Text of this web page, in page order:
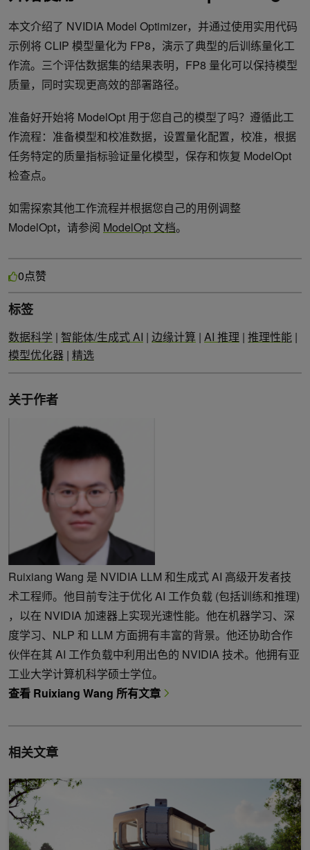
本文介绍了 NVIDIA Model Optimizer，并通过使用实用代码
示例将 CLIP 模型量化为 FP8，演示了典型的后训练量化工
作流。三个评估数据集的结果表明，FP8 量化可以保持模型
质量，同时实现更高效的部署路径。
准备好开始将 ModelOpt 用于您自己的模型了吗？遵循此工
作流程：准备模型和校准数据，设置量化配置，校准，根据
任务特定的质量指标验证量化模型，保存和恢复 ModelOpt
检查点。
如需探索其他工作流程并根据您自己的用例调整
ModelOpt，请参阅 ModelOpt 文档。
0点赞
标签
数据科学 | 智能体/生成式 AI | 边缘计算 | AI 推理 | 推理性能 |
模型优化器 | 精选
关于作者
Ruixiang Wang 是 NVIDIA LLM 和生成式 AI 高级开发者技
术工程师。他目前专注于优化 AI 工作负载 (包括训练和推理)
，以在 NVIDIA 加速器上实现光速性能。他在机器学习、深
度学习、NLP 和 LLM 方面拥有丰富的背景。他还协助合作
伙伴在其 AI 工作负载中利用出色的 NVIDIA 技术。他拥有亚
工业大学计算机科学硕士学位。
查看 Ruixiang Wang 所有文章
相关文章
使用 NVIDIA OptiX 工具包调试光线追踪应用